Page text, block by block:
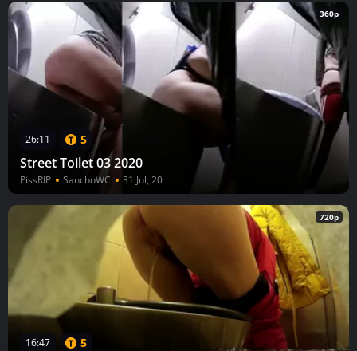
360p
26:11 5
Street Toilet 03 2020
PissRIP SanchoWC 31 Jul, 20
720p
16:47 5